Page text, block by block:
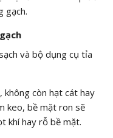
gạch.
và bộ dụng cụ tỉa
còn hạt cát hay
keo, bề mặt ron sẽ
khí hay rỗ bề mặt.